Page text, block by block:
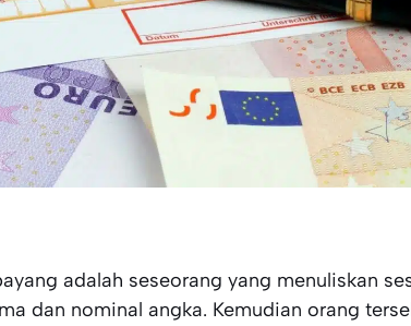
adalah seseorang yang menuliskan
dan nominal angka. Kemudian orang